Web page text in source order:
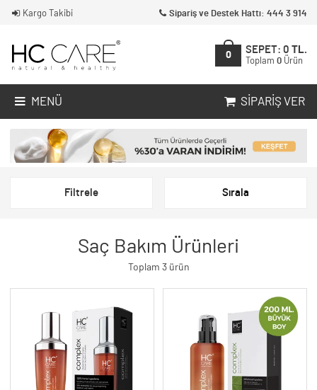
Kargo Takibi Sipariş ve Destek Hattı: 444 3 914
0
SEPET: 0 TL.
Toplam 0 Ürün
MENÜ SIPARIŞ VER
Filtrele Sırala
Saç Bakım Ürünleri
Toplam 3 ürün